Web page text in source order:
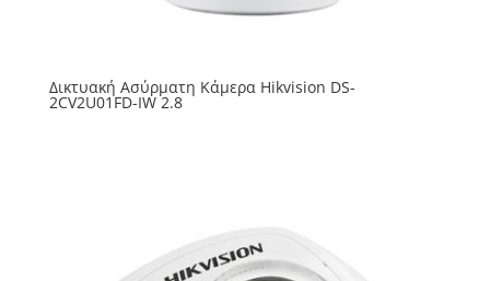
Δικτυακή Ασύρματη Κάμερα Hikvision DS-
2CV2U01FD-IW 2.8